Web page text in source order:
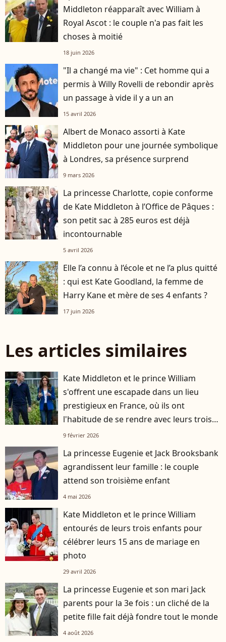
Middleton réapparaît avec William à
Royal Ascot : le couple n'a pas fait les
choses à moitié
18 juin 2026
"Il a changé ma vie" : Cet homme qui a
permis à Willy Rovelli de rebondir après
un passage à vide il y a un an
15 avril 2026
Albert de Monaco assorti à Kate
Middleton pour une journée symbolique
à Londres, sa présence surprend
9 mars 2026
La princesse Charlotte, copie conforme
de Kate Middleton à l’Office de Pâques :
son petit sac à 285 euros est déjà
incontournable
5 avril 2026
Elle l’a connu à l’école et ne l’a plus quitté
: qui est Kate Goodland, la femme de
Harry Kane et mère de ses 4 enfants ?
17 juin 2026
Les articles similaires
Kate Middleton et le prince William
s'offrent une escapade dans un lieu
prestigieux en France, où ils ont
l'habitude de se rendre avec leurs trois
enfants
9 février 2026
La princesse Eugenie et Jack Brooksbank
agrandissent leur famille : le couple
attend son troisième enfant
4 mai 2026
Kate Middleton et le prince William
entourés de leurs trois enfants pour
célébrer leurs 15 ans de mariage en
photo
29 avril 2026
La princesse Eugenie et son mari Jack
parents pour la 3e fois : un cliché de la
petite fille fait déjà fondre tout le monde
4 août 2026